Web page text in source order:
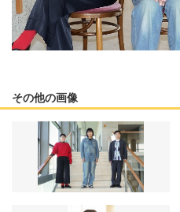
その他の画像